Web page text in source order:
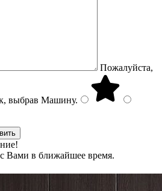
Пожалуйста,
выбрав Машину.
Вами в ближайшее время.